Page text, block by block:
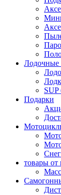
Лодочные
Подарки
товары от